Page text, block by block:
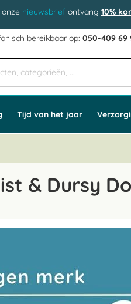
nieuwsbrief ontvang 10%
bereikbaar op:050-409 69
Tijd van het jaar
& Dursy